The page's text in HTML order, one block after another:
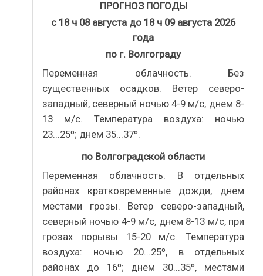
ПРОГНОЗ ПОГОДЫ
с 18 ч 08 августа до 18 ч 09 августа 2026
года
по г. Волгограду
Переменная облачность. Без
существенных осадков. Ветер северо-
западный, северный ночью 4-9 м/с, днем 8-
13 м/с. Температура воздуха: ночью
23...25º; днем 35...37º.
по Волгоградской области
Переменная облачность. В отдельных
районах кратковременные дожди, днем
местами грозы. Ветер северо-западный,
северный ночью 4-9 м/с, днем 8-13 м/с, при
грозах порывы 15-20 м/с. Температура
воздуха: ночью 20...25º, в отдельных
районах до 16º; днем 30...35º, местами